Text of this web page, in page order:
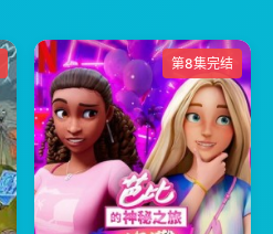
第8集完结